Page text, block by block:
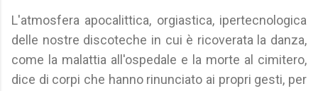
L'atmosfera apocalittica, orgiastica, ipertecnologica
delle nostre discoteche in cui è ricoverata la danza,
come la malattia all'ospedale e la morte al cimitero,
dice di corpi che hanno rinunciato ai propri gesti, per